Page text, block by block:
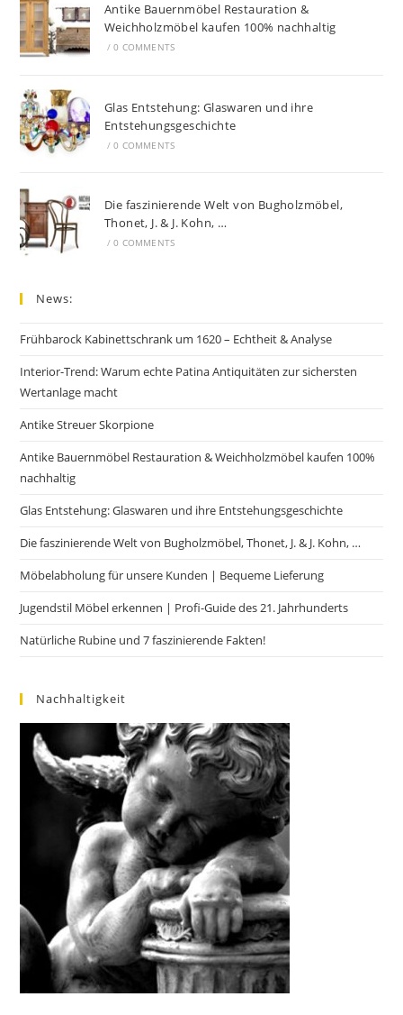
Antike Bauernmöbel Restauration &
Weichholzmöbel kaufen 100% nachhaltig
/ 0 COMMENTS
Glas Entstehung: Glaswaren und ihre
Entstehungsgeschichte
/ 0 COMMENTS
Die faszinierende Welt von Bugholzmöbel,
Thonet, J. & J. Kohn, …
/ 0 COMMENTS
News:
Frühbarock Kabinettschrank um 1620 – Echtheit & Analyse
Interior-Trend: Warum echte Patina Antiquitäten zur sichersten
Wertanlage macht
Antike Streuer Skorpione
Antike Bauernmöbel Restauration & Weichholzmöbel kaufen 100%
nachhaltig
Glas Entstehung: Glaswaren und ihre Entstehungsgeschichte
Die faszinierende Welt von Bugholzmöbel, Thonet, J. & J. Kohn, …
Möbelabholung für unsere Kunden | Bequeme Lieferung
Jugendstil Möbel erkennen | Profi-Guide des 21. Jahrhunderts
Natürliche Rubine und 7 faszinierende Fakten!
Nachhaltigkeit